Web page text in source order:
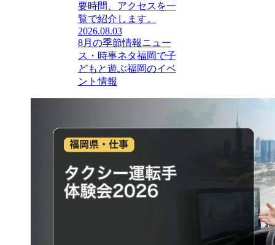
要時間、アクセスを一
覧で紹介します。
2026.08.03
8月の季節情報ニュー
ス・時事ネタ福岡で子
どもと遊ぶ福岡のイベ
ント情報